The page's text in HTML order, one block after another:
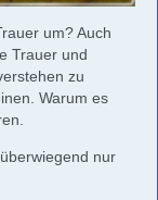
um? Auch
Trauer und
zu
Warum es
nur